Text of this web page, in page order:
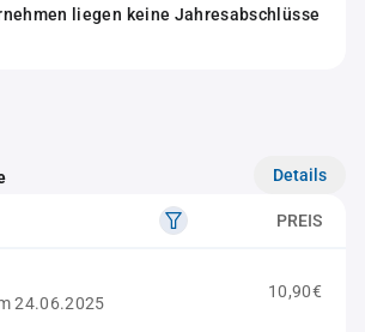
liegen keine Jahresabschlüsse
Details
PREIS
24.06.2025
10,90€